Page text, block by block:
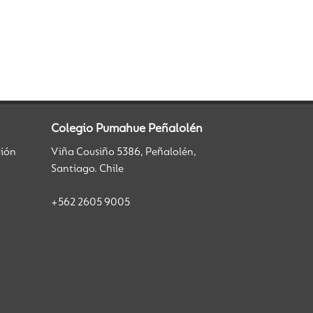
Colegio Pumahue Peñalolén
Viña Cousiño 5386, Peñalolén,
Santiago. Chile
+562 2605 9005